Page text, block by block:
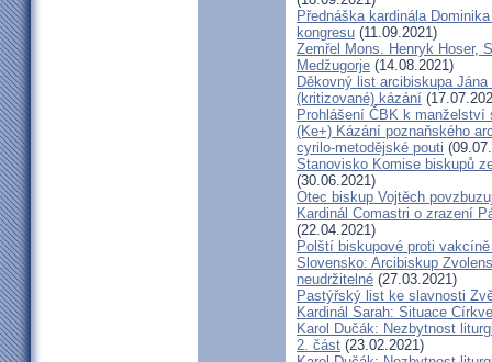
Přednáška kardinála
kongresu (11.09.2021)
Zemřel Mons. Henryk Hoser,
Medžugorje (14.08.2021)
Děkovný list arcibiskupa
(kritizované) kázání
Prohlášení ČBK k manželství
(Ke+) Kázání poznaňského
cyrilo-metodějské pouti
Stanovisko Komise biskupů
(30.06.2021)
Otec biskup Vojtěch
Kardinál Comastri o zrazení
(22.04.2021)
Polští biskupové proti
Slovensko: Arcibiskup
neudržitelné (27.03.2021)
Pastýřský list ke slavnosti
Kardinál Sarah: Situace
Karol Dučák: Nezbytnost
2. část (23.02.2021)